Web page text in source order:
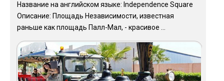
Название на английском языке: Independence Square
Описание: Площадь Независимости, известная
раньше как площадь Палл-Мал, - красивое ...